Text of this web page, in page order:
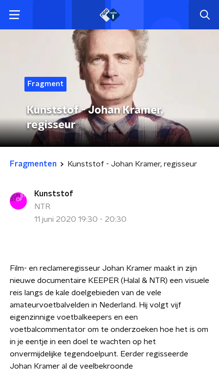
Fragment
Kunststof - Johan Kramer,
regisseur
Fragmenten Kunststof - Johan Kramer, regisseur
Kunststof
NTR
11 juni 2020 19:30 - 20:30
Film- en reclameregisseur Johan Kramer maakt in zijn
nieuwe documentaire KEEPER (Halal & NTR) een visuele
reis langs de kale doelgebieden van de vele
amateurvoetbalvelden in Nederland. Hij volgt vijf
eigenzinnige voetbalkeepers en een
voetbalcommentator om te onderzoeken hoe het is om
in je eentje in een doel te wachten op het
onvermijdelijke tegendoelpunt. Eerder regisseerde
Johan Kramer al de veelbekroonde